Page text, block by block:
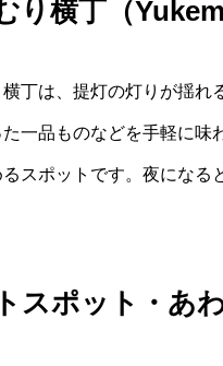
り横丁（
丁は、提灯の灯りが揺れ
一品ものなどを手軽に味
るスポットです。夜になる
スポット・あ